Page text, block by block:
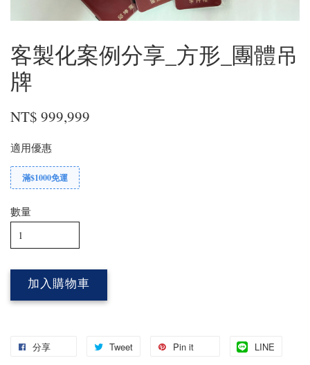
客製化案例分享_方形_團體吊
牌
NT$ 999,999
適用優惠
滿$1000免運
數量
加入購物車
分享 Tweet Pin it LINE